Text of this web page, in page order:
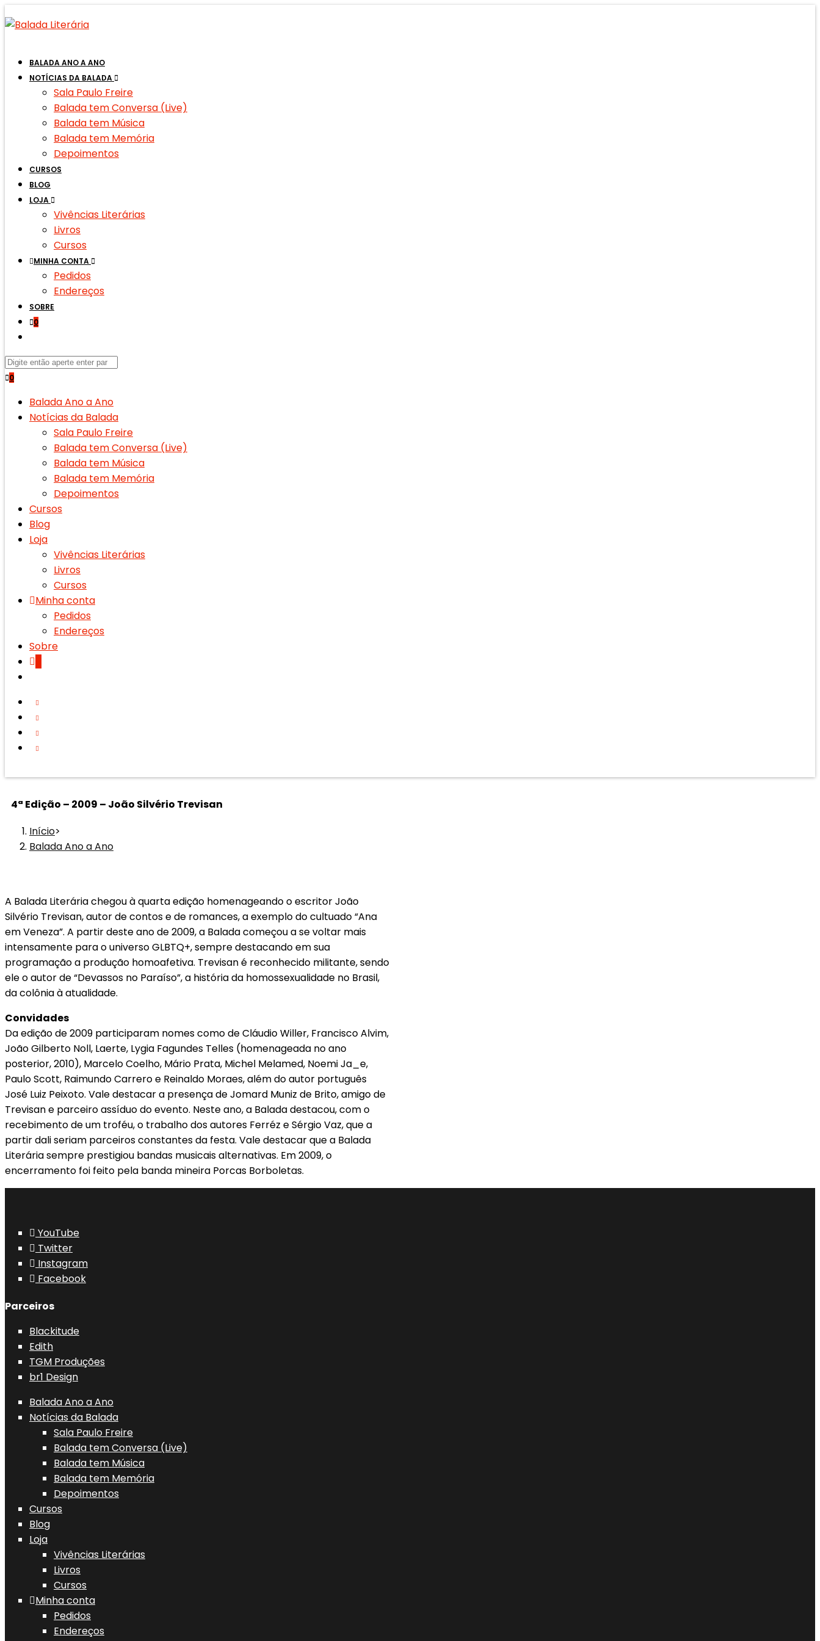
to
BALADA ANO A ANO
NOTÍCIAS DA BALADA
Sala Paulo Freire
Balada tem Conversa (Live)
Balada tem Música
Balada tem Memória
Depoimentos
CURSOS
BLOG
LOJA
Vivências Literárias
Livros
Cursos
MINHA CONTA
Pedidos
Endereços
SOBRE
0
Search
for:
0
Balada Ano a Ano
Notícias da Balada
Sala Paulo Freire
Balada tem Conversa (Live)
Balada tem Música
Balada tem Memória
Depoimentos
Cursos
Blog
Loja
Vivências Literárias
Livros
Cursos
Minha conta
Pedidos
Endereços
Sobre
4ª Edição – 2009 – João Silvério Trevisan
Início>
Balada Ano a Ano
A Balada Literária chegou à quarta edição homenageando o escritor João
Silvério Trevisan, autor de contos e de romances, a exemplo do cultuado “Ana
em Veneza”. A partir deste ano de 2009, a Balada começou a se voltar mais
intensamente para o universo GLBTQ+, sempre destacando em sua
programação a produção homoafetiva. Trevisan é reconhecido militante, sendo
ele o autor de “Devassos no Paraíso”, a história da homossexualidade no Brasil,
da colônia à atualidade.
Convidades
Da edição de 2009 participaram nomes como de Cláudio Willer, Francisco Alvim,
João Gilberto Noll, Laerte, Lygia Fagundes Telles (homenageada no ano
posterior, 2010), Marcelo Coelho, Mário Prata, Michel Melamed, Noemi Ja_e,
Paulo Scott, Raimundo Carrero e Reinaldo Moraes, além do autor português
José Luiz Peixoto. Vale destacar a presença de Jomard Muniz de Brito, amigo de
Trevisan e parceiro assíduo do evento. Neste ano, a Balada destacou, com o
recebimento de um troféu, o trabalho dos autores Ferréz e Sérgio Vaz, que a
partir dali seriam parceiros constantes da festa. Vale destacar que a Balada
Literária sempre prestigiou bandas musicais alternativas. Em 2009, o
encerramento foi feito pela banda mineira Porcas Borboletas.
YouTube
Twitter
Instagram
Facebook
Parceiros
Blackitude
Edith
TGM Produções
br1 Design
Balada Ano a Ano
Notícias da Balada
Sala Paulo Freire
Balada tem Conversa (Live)
Balada tem Música
Balada tem Memória
Depoimentos
Cursos
Blog
Loja
Vivências Literárias
Livros
Cursos
Minha conta
Pedidos
Endereços